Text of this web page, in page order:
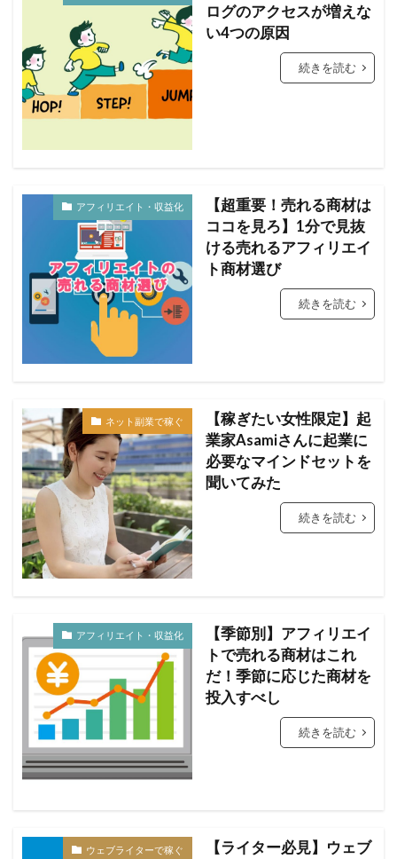
ログのアクセスが増えな
い4つの原因
続きを読む
アフィリエイト・収益化
【超重要！売れる商材は
ココを見ろ】1分で見抜
ける売れるアフィリエイ
ト商材選び
続きを読む
ネット副業で稼ぐ
【稼ぎたい女性限定】起
業家Asamiさんに起業に
必要なマインドセットを
聞いてみた
続きを読む
アフィリエイト・収益化
【季節別】アフィリエイ
トで売れる商材はこれ
だ！季節に応じた商材を
投入すべし
続きを読む
ウェブライターで稼ぐ
【ライター必見】ウェブ